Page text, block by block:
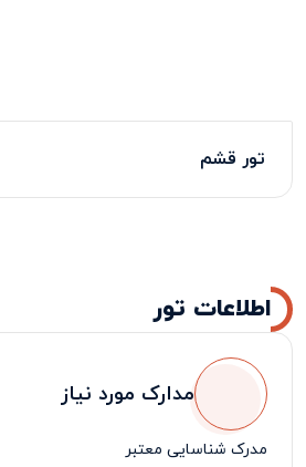
تور قشم
اطلاعات تور
مدارک مورد نیاز
مدرک شناسایی معتبر